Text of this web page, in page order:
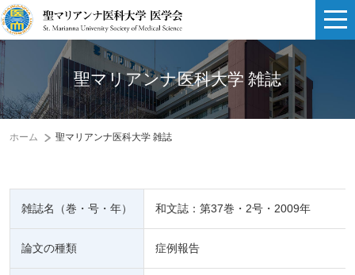
聖マリアンナ医科大学 雑誌
ホーム 聖マリアンナ医科大学 雑誌
雑誌名（巻・号・年） 和文誌：第37巻・2号・2009年
論文の種類 症例報告